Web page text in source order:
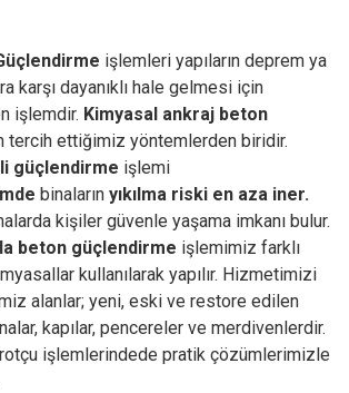
işlemleri yapıların deprem ya
karşı dayanıklı hale gelmesi için
işlemdir. Kimyasal ankraj beton
tercih ettiğimiz yöntemlerden biridir.
güçlendirme işlemi
binaların yıkılma riski en aza iner.
kişiler güvenle yaşama imkanı bulur.
beton güçlendirme işlemimiz farklı
kullanılarak yapılır. Hizmetimizi
alanlar; yeni, eski ve restore edilen
kapılar, pencereler ve merdivenlerdir.
işlemlerindede pratik çözümlerimizle